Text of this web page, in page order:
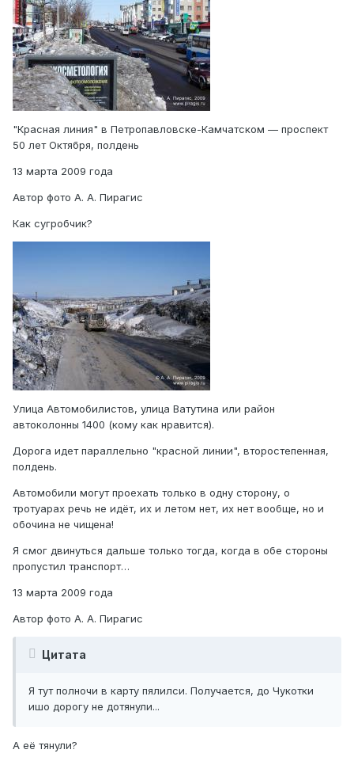
"Красная линия" в Петропавловске-Камчатском — проспект
50 лет Октября, полдень
13 марта 2009 года
Автор фото А. А. Пирагис
Как сугробчик?
Улица Автомобилистов, улица Ватутина или район
автоколонны 1400 (кому как нравится).
Дорога идет параллельно "красной линии", второстепенная,
полдень.
Автомобили могут проехать только в одну сторону, о
тротуарах речь не идёт, их и летом нет, их нет вообще, но и
обочина не чищена!
Я смог двинуться дальше только тогда, когда в обе стороны
пропустил транспорт…
13 марта 2009 года
Автор фото А. А. Пирагис
Цитата
Я тут полночи в карту пялилси. Получается, до Чукотки
ишо дорогу не дотянули...
А её тянули?